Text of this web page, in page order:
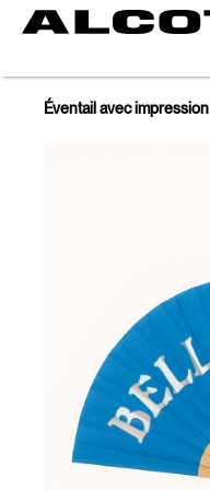
Éventail avec impression